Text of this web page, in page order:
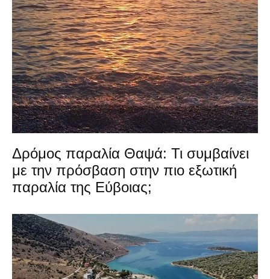
Δρόμος παραλία Θαψά: Τι συμβαίνει
με την πρόσβαση στην πιο εξωτική
παραλία της Εύβοιας;